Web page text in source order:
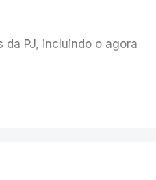
PJ, incluindo o agora
Judiciária.